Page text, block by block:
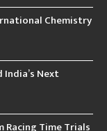
Chemistry
India’s Next
Racing Time Trials